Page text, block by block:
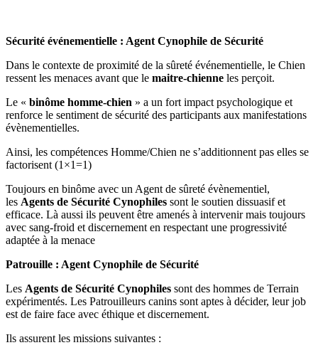
Sécurité événementielle : Agent Cynophile de Sécurité
Dans le contexte de proximité de la sûreté événementielle, le Chien
ressent les menaces avant que le maitre-chienne les perçoit.
Le « binôme homme-chien » a un fort impact psychologique et
renforce le sentiment de sécurité des participants aux manifestations
évènementielles.
Ainsi, les compétences Homme/Chien ne s’additionnent pas elles se
factorisent (1×1=1)
Toujours en binôme avec un Agent de sûreté évènementiel,
les Agents de Sécurité Cynophiles sont le soutien dissuasif et
efficace. Là aussi ils peuvent être amenés à intervenir mais toujours
avec sang-froid et discernement en respectant une progressivité
adaptée à la menace
Patrouille : Agent Cynophile de Sécurité
Les Agents de Sécurité Cynophiles sont des hommes de Terrain
expérimentés. Les Patrouilleurs canins sont aptes à décider, leur job
est de faire face avec éthique et discernement.
Ils assurent les missions suivantes :